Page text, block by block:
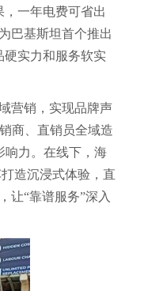
一年电费可省出
巴基斯坦首个推出
硬实力和服务软实
营销，实现品牌声
商、直销员全域造
响力。在线下，海
造沉浸式体验，直
让“靠谱服务”深入